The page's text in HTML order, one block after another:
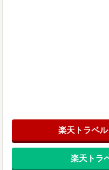
楽天トラベル
楽天トラ